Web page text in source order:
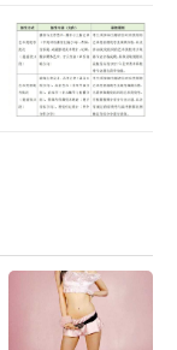
量身定制了
脆利落的动
淋漓尽致。
拍武侠片